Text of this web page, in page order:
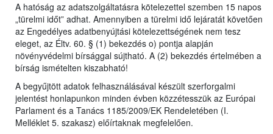
A hatóság az adatszolgáltatásra kötelezettel szemben 15 napos
„türelmi időt” adhat. Amennyiben a türelmi idő lejáratát követően
az Engedélyes adatbenyújtási kötelezettségének nem tesz
eleget, az Éltv. 60. § (1) bekezdés o) pontja alapján
növényvédelmi bírsággal sújtható. A (2) bekezdés értelmében a
bírság ismételten kiszabható!
A begyűjtött adatok felhasználásával készült szerforgalmi
jelentést honlapunkon minden évben közzétesszük az Európai
Parlament és a Tanács 1185/2009/EK Rendeletében (I.
Melléklet 5. szakasz) előírtaknak megfelelően.